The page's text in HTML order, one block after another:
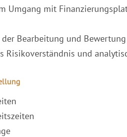
Umgang mit
Bearbeitung und
Risikoverständnis und